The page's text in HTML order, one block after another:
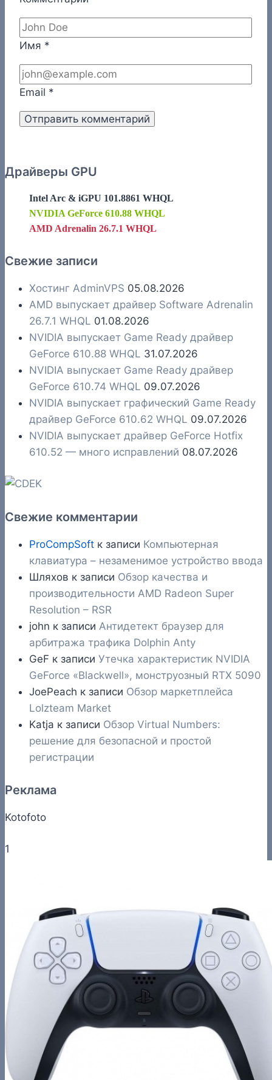
Имя *
Email *
Драйверы GPU
Intel Arc & iGPU 101.8861 WHQL
NVIDIA GeForce 610.88 WHQL
AMD Adrenalin 26.7.1 WHQL
Свежие записи
Хостинг AdminVPS 05.08.2026
AMD выпускает драйвер Software Adrenalin
26.7.1 WHQL 01.08.2026
NVIDIA выпускает Game Ready драйвер
GeForce 610.88 WHQL 31.07.2026
NVIDIA выпускает Game Ready драйвер
GeForce 610.74 WHQL 09.07.2026
NVIDIA выпускает графический Game Ready
драйвер GeForce 610.62 WHQL 09.07.2026
NVIDIA выпускает драйвер GeForce Hotfix
610.52 — много исправлений 08.07.2026
Свежие комментарии
ProCompSoft к записи Компьютерная
клавиатура – незаменимое устройство ввода
Шляхов к записи Обзор качества и
производительности AMD Radeon Super
Resolution – RSR
john к записи Антидетект браузер для
арбитража трафика Dolphin Anty
GeF к записи Утечка характеристик NVIDIA
GeForce «Blackwell», монструозный RTX 5090
JoePeach к записи Обзор маркетплейса
Lolzteam Market
Katja к записи Обзор Virtual Numbers:
решение для безопасной и простой
регистрации
Реклама
Kotofoto
1